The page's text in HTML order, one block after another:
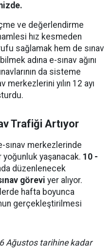
ve değerlendirme
hız kesmeden
sağlamak hem de sınav
adına e-sınav ağını
da sisteme
yılın 12 ayı
Trafiği Artıyor
sınav merkezlerinde
yaşanacak. 10 -
düzenlenecek
görevi yer alıyor.
hafta boyunca
gerçekleştirilmesi
6 Ağustos tarihine kadar